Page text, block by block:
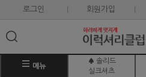
로그인 회원가입
메뉴
♠ 솔리드
실크셔츠